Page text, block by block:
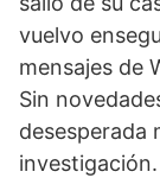
vuelvo
mensajes de
Sin
desesperada
investigación.